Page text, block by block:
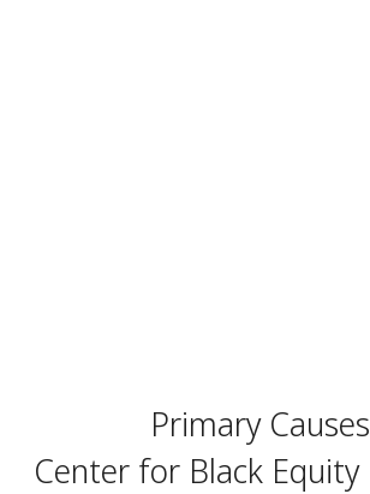
Primary Causes
Center for Black Equity